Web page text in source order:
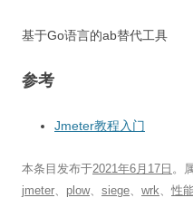
基于Go语言的ab替代工具
参考
Jmeter教程入门
本条目发布于2021年6月17日 。
jmeter
plow、 siege wrk 性